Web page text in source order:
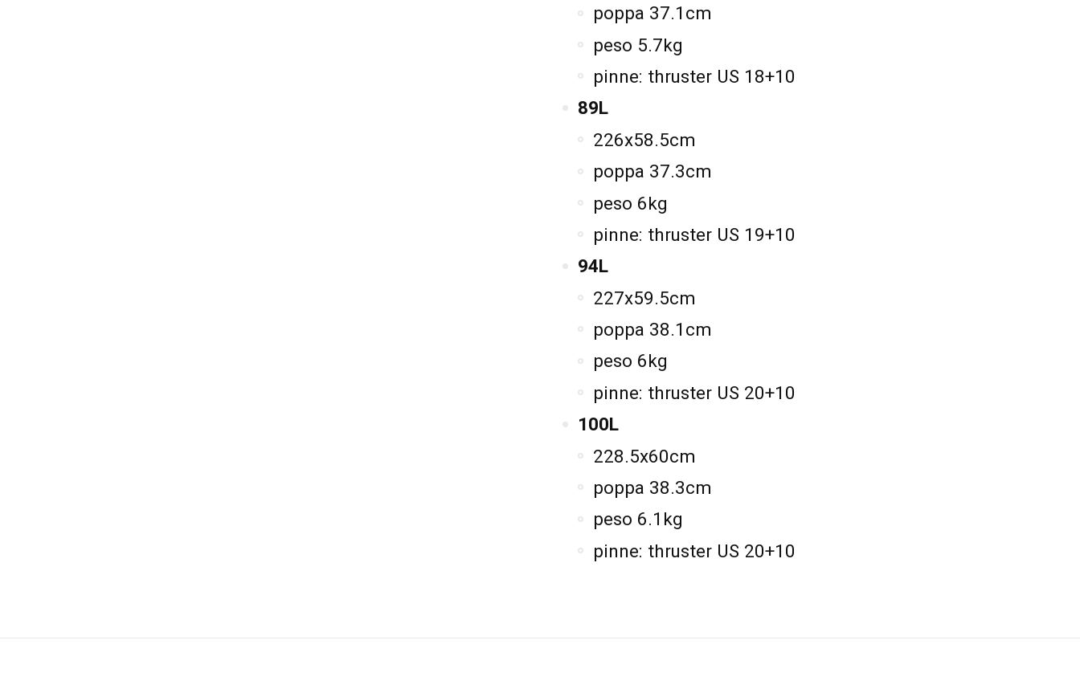
poppa 37.1cm
peso 5.7kg
pinne: thruster US 18+10
89L
226x58.5cm
poppa 37.3cm
peso 6kg
pinne: thruster US 19+10
94L
227x59.5cm
poppa 38.1cm
peso 6kg
pinne: thruster US 20+10
100L
228.5x60cm
poppa 38.3cm
peso 6.1kg
pinne: thruster US 20+10